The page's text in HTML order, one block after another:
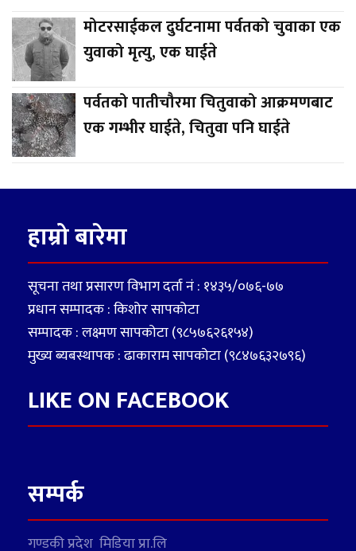
मोटरसाईकल दुर्घटनामा पर्वतको चुवाका एक
युवाको मृत्यु, एक घाईते
पर्वतको पातीचौरमा चितुवाको आक्रमणबाट
एक गम्भीर घाईते, चितुवा पनि घाईते
हाम्रो बारेमा
सूचना तथा प्रसारण विभाग दर्ता नं : १४३५/०७६-७७
प्रधान सम्पादक : किशोर सापकोटा
सम्पादक : लक्ष्मण सापकोटा (९८५७६२६१५४)
मुख्य ब्यबस्थापक : ढाकाराम सापकोटा (९८४७६३२७९६)
LIKE ON FACEBOOK
सम्पर्क
गण्डकी प्रदेश मिडिया प्रा.लि